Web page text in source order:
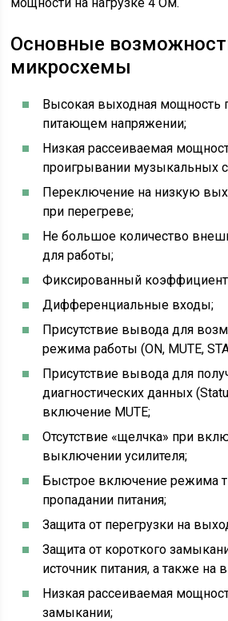
Основные
микросхемы
Высокая выходная мощность
питающем напряжении;
Низкая рассеиваемая
проигрывании музыкальных
Переключение на низкую
при перегреве;
Не большое количество
для работы;
Фиксированный коэффициент
Дифференциальные входы;
Присутствие вывода для
режима работы (ON, MUTE,
Присутствие вывода для
диагностических данных
включение MUTE;
Отсутствие «щелчка» при
выключении усилителя;
Быстрое включение режима
пропадании питания;
Защита от перегрузки на
Защита от короткого
источник питания, а также на
Низкая рассеиваемая
замыкании;